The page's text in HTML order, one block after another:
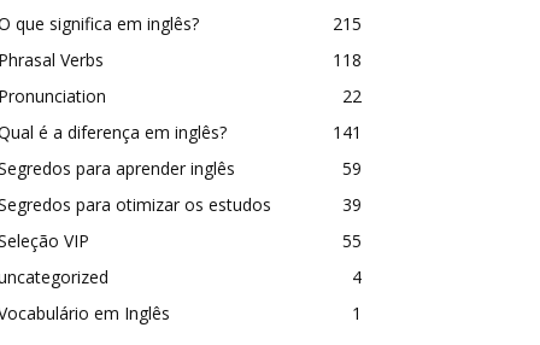
que significa em inglês?
215
Phrasal Verbs
118
Pronunciation
22
é a diferença em inglês?
141
para aprender inglês
59
para otimizar os estudos
39
VIP
55
4
em Inglês
1